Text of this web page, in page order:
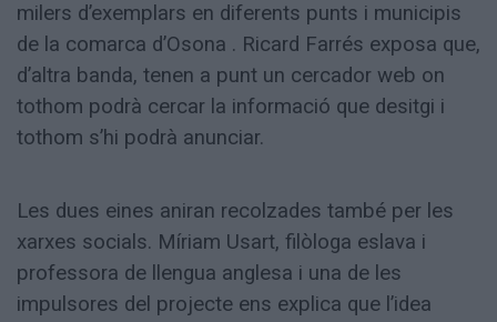
milers d’exemplars en diferents punts i municipis
de la comarca d’Osona . Ricard Farrés exposa que,
d’altra banda, tenen a punt un cercador web on
tothom podrà cercar la informació que desitgi i
tothom s’hi podrà anunciar.
Les dues eines aniran recolzades també per les
xarxes socials. Míriam Usart, filòloga eslava i
professora de llengua anglesa i una de les
impulsores del projecte ens explica que l’idea